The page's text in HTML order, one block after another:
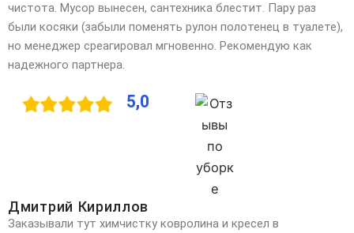
чистота. Мусор вынесен, сантехника блестит. Пару раз
были косяки (забыли поменять рулон полотенец в туалете),
но менеджер среагировал мгновенно. Рекомендую как
надежного партнера.
5,0
Дмитрий Кириллов
Заказывали тут химчистку ковролина и кресел в